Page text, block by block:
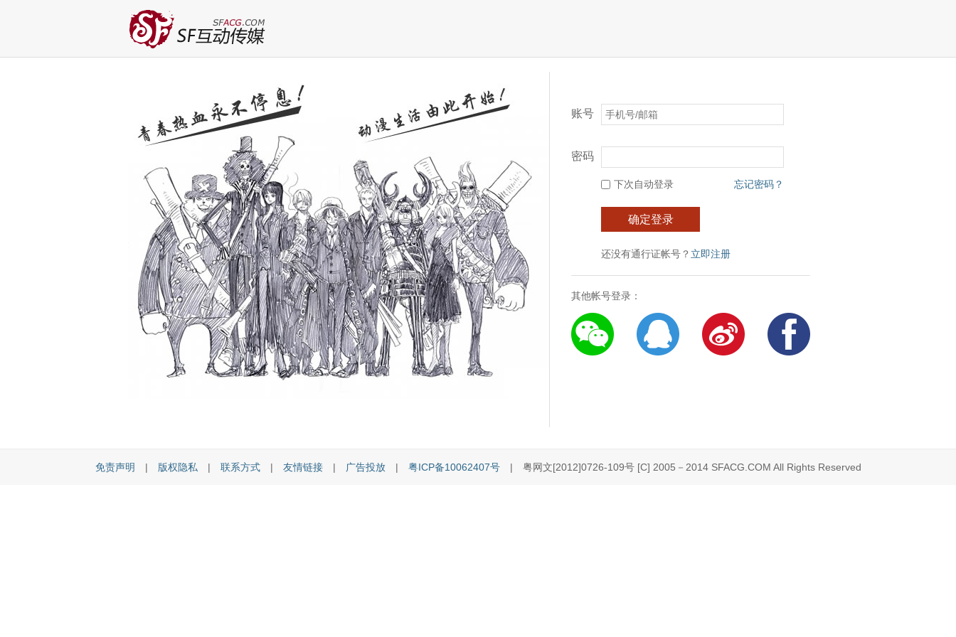
账号
密码
下次自动登录 忘记密码？
确定登录
还没有通行证帐号？ 立即注册
其他帐号登录：
免责声明 | 版权隐私 | 联系方式| 友情链接| 广告投放| 粤ICP备10062407号| 粤网文[2012]0726-109号 [C] 2005－2014 SFACG.COM All Rights Reserved